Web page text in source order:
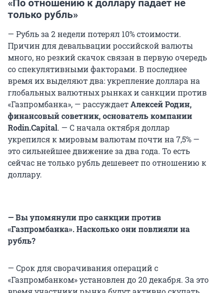
«По отношению к доллару падает не
только рубль»
— Рубль за 2 недели потерял 10% стоимости.
Причин для девальвации российской валюты
много, но резкий скачок связан в первую очередь
со спекулятивными факторами. В последнее
время их выделяют два: укрепление доллара на
глобальных валютных рынках и санкции против
«Газпромбанка», — рассуждаетАлексей Родин,
финансовый советник, основатель компании
Rodin.Capital. — С начала октября доллар
укрепился к мировым валютам почти на 7,5% —
это сильнейшее движение за два года. То есть
сейчас не только рубль дешевеет по отношению к
доллару.
— Вы упомянули про санкции против
«Газпромбанка». Насколько они повлияли на
рубль?
— Срок для сворачивания операций с
«Газпромбанком» установлен до 20 декабря. За это